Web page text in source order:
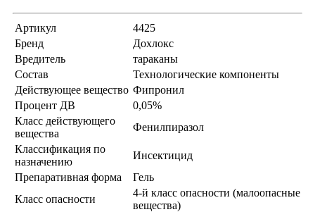
Артикул
4425
Бренд
Дохлокс
Вредитель
тараканы
Состав
Технологические компоненты
Действующее вещество Фипронил
Процент ДВ
0,05%
Класс действующего
вещества
Фенилпиразол
Классификация по
назначению
Инсектицид
Препаративная форма
Гель
Класс опасности
4-й класс опасности (малоопасные
вещества)